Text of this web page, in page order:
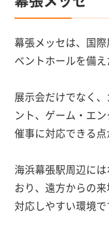
幕張メッセは、国
ベントホールを備え
展示会だけでなく
ント、ゲーム・エ
催事に対応できる点
海浜幕張駅周辺に
おり、遠方からの
対応しやすい環境で